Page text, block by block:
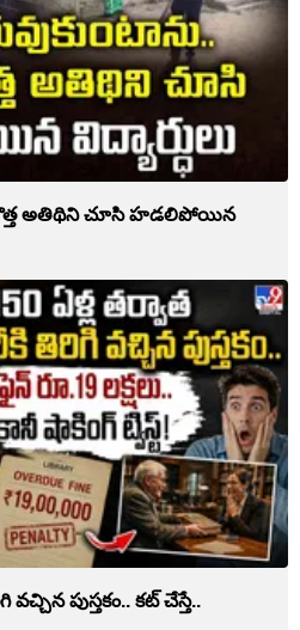
కొత్త అతిథిని చూసి హడలిపోయిన
వచ్చిన పుస్తకం.. కట్ చేస్తే..